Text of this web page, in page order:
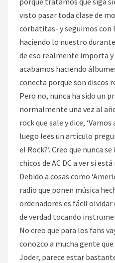
visto pasar toda clase de
corbatitas- y seguimos con
haciendo lo nuestro
de eso realmente importa y
acabamos haciendo
conecta porque son discos
Pero no, nunca ha sido un
normalmente una vez al
rock que sale y dice,
luego lees un artículo
el Rock?’. Creo que nunca
chicos de AC DC a ver si
Debido a cosas como
radio que ponen música
ordenadores es fácil olvidar
de verdad tocando
No creo que para los fans
conozco a mucha gente que
Joder, parece estar